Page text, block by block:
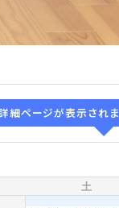
ページが表示されま
土